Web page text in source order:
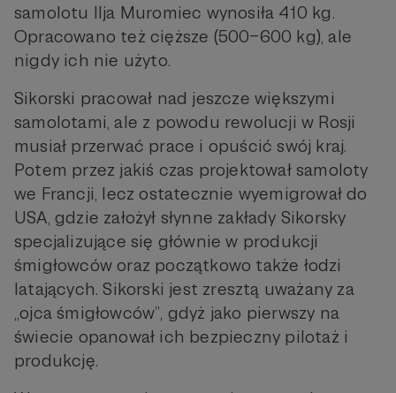
samolotu Ilja Muromiec wynosiła 410 kg.
Opracowano też cięższe (500–600 kg), ale
nigdy ich nie użyto.
Sikorski pracował nad jeszcze większymi
samolotami, ale z powodu rewolucji w Rosji
musiał przerwać prace i opuścić swój kraj.
Potem przez jakiś czas projektował samoloty
we Francji, lecz ostatecznie wyemigrował do
USA, gdzie założył słynne zakłady Sikorsky
specjalizujące się głównie w produkcji
śmigłowców oraz początkowo także łodzi
latających. Sikorski jest zresztą uważany za
„ojca śmigłowców”, gdyż jako pierwszy na
świecie opanował ich bezpieczny pilotaż i
produkcję.